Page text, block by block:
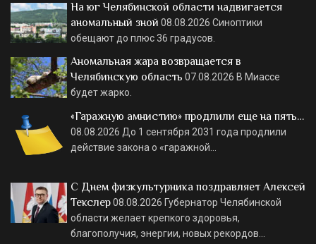
На юг Челябинской области надвигается
аномальный зной 08.08.2026 Синоптики
обещают до плюс 36 градусов.
Аномальная жара возвращается в
Челябинскую область 07.08.2026 В Миассе
будет жарко.
«Гаражную амнистию» продлили еще на пять…
08.08.2026 До 1 сентября 2031 года продлили
действие закона о «гаражной…
С Днем физкультурника поздравляет Алексей
Текслер08.08.2026 Губернатор Челябинской
области желает крепкого здоровья,
благополучия, энергии, новых рекордов…